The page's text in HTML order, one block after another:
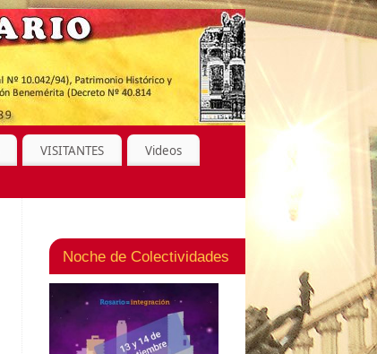
VISITANTES
Videos
Noche de Colectividades